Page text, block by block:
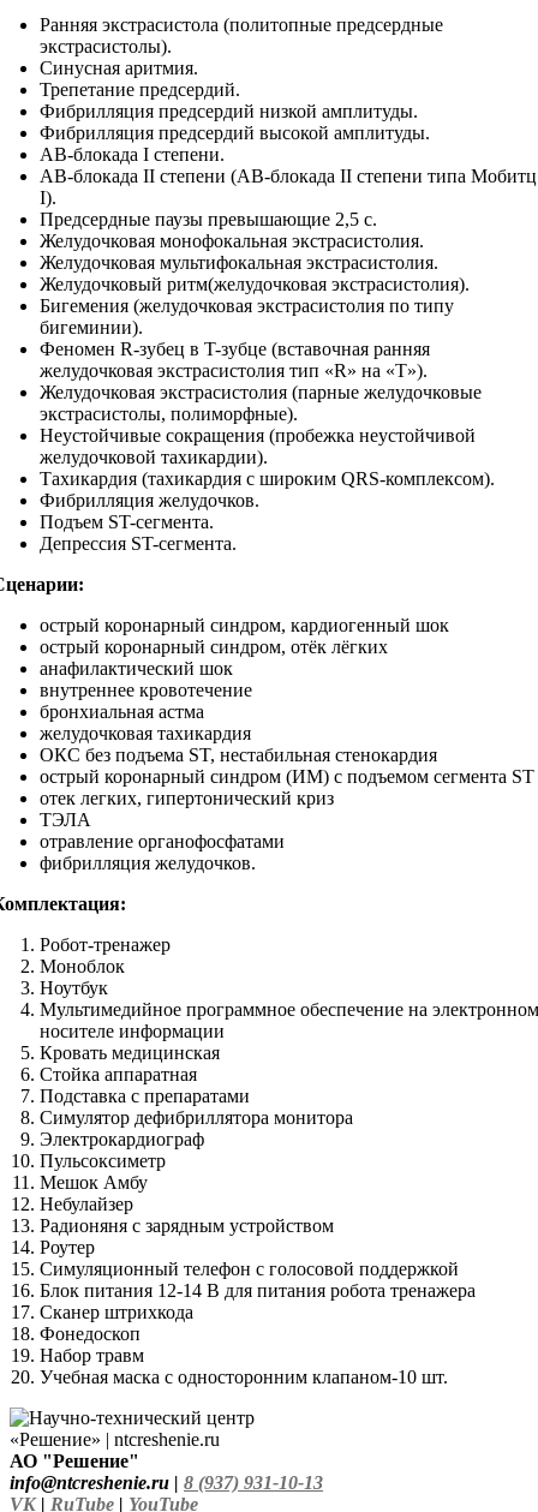
Ранняя экстрасистола (политопные предсердные
экстрасистолы).
Синусная аритмия.
Трепетание предсердий.
Фибрилляция предсердий низкой амплитуды.
Фибрилляция предсердий высокой амплитуды.
АВ-блокада I степени.
АВ-блокада II степени (АВ-блокада II степени типа Мобитц
I).
Предсердные паузы превышающие 2,5 с.
Желудочковая монофокальная экстрасистолия.
Желудочковая мультифокальная экстрасистолия.
Желудочковый ритм(желудочковая экстрасистолия).
Бигемения (желудочковая экстрасистолия по типу
бигеминии).
Феномен R-зубец в T-зубце (вставочная ранняя
желудочковая экстрасистолия тип «R» на «T»).
Желудочковая экстрасистолия (парные желудочковые
экстрасистолы, полиморфные).
Неустойчивые сокращения (пробежка неустойчивой
желудочковой тахикардии).
Тахикардия (тахикардия с широким QRS-комплексом).
Фибрилляция желудочков.
Подъем ST-сегмента.
Депрессия ST-сегмента.
острый коронарный синдром, кардиогенный шок
острый коронарный синдром, отёк лёгких
анафилактический шок
внутреннее кровотечение
бронхиальная астма
желудочковая тахикардия
ОКС без подъема ST, нестабильная стенокардия
острый коронарный синдром (ИМ) с подъемом сегмента ST
отек легких, гипертонический криз
ТЭЛА
отравление органофосфатами
фибрилляция желудочков.
Робот-тренажер
Моноблок
Ноутбук
Мультимедийное программное обеспечение на электронном
носителе информации
Кровать медицинская
Стойка аппаратная
Подставка с препаратами
Симулятор дефибриллятора монитора
Электрокардиограф
Пульсоксиметр
Мешок Амбу
Небулайзер
Радионяня с зарядным устройством
Роутер
Симуляционный телефон с голосовой поддержкой
Блок питания 12-14 В для питания робота тренажера
Сканер штрихкода
Фонедоскоп
Набор травм
Учебная маска с односторонним клапаном-10 шт.
АО "Решение"
info@ntcreshenie.ru | 8 (937) 931-10-13
VK| RuTube | YouTube